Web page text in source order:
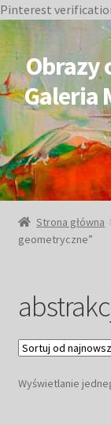
Pinterest
do
nawigacji
do
treści
Obrazy
Galeria
OBRAZY
Duże obrazy
Strona główna
geometryczne”
Wyświetlanie